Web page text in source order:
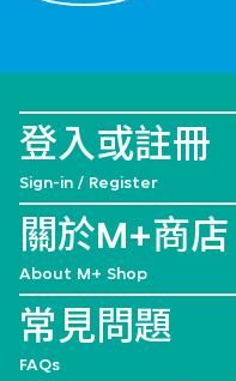
登入或註冊
Sign-in / Register
關於M+商店
About M+ Shop
常見問題
FAQs